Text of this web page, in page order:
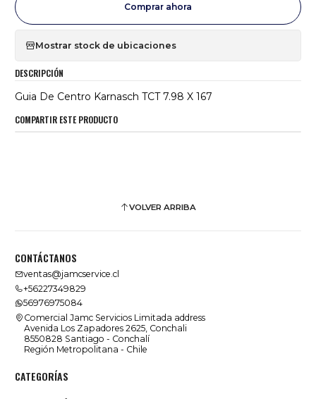
Comprar ahora
Mostrar stock de ubicaciones
DESCRIPCIÓN
Guia De Centro Karnasch TCT 7.98 X 167
COMPARTIR ESTE PRODUCTO
VOLVER ARRIBA
CONTÁCTANOS
ventas@jamcservice.cl
+56227349829
56976975084
Comercial Jamc Servicios Limitada address
Avenida Los Zapadores 2625, Conchali
8550828 Santiago - Conchalí
Región Metropolitana - Chile
CATEGORÍAS